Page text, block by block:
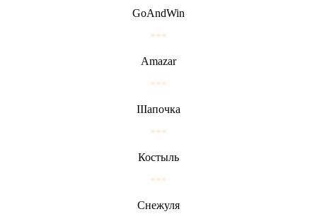
GoAndWin
***
Amazar
***
IIIапочка
***
Костыль
***
Снежуля